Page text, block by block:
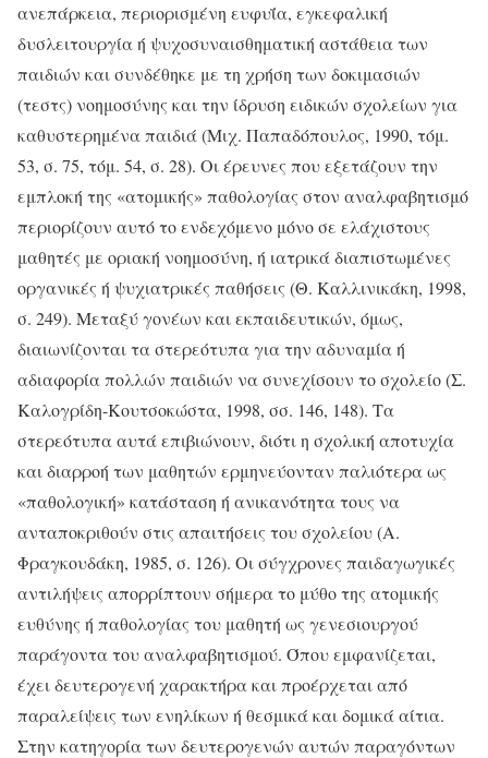
ανεπάρκεια, περιορισμένη ευφυΐα, εγκεφαλική
δυσλειτουργία ή ψυχοσυναισθηματική αστάθεια των
παιδιών και συνδέθηκε με τη χρήση των δοκιμασιών
(τεστς) νοημοσύνης και την ίδρυση ειδικών σχολείων για
καθυστερημένα παιδιά (Μιχ. Παπαδόπουλος, 1990, τόμ.
53, σ. 75, τόμ. 54, σ. 28). Οι έρευνες που εξετάζουν την
εμπλοκή της «ατομικής» παθολογίας στον αναλφαβητισμό
περιορίζουν αυτό το ενδεχόμενο μόνο σε ελάχιστους
μαθητές με οριακή νοημοσύνη, ή ιατρικά διαπιστωμένες
οργανικές ή ψυχιατρικές παθήσεις (Θ. Καλλινικάκη, 1998,
σ. 249). Μεταξύ γονέων και εκπαιδευτικών, όμως,
διαιωνίζονται τα στερεότυπα για την αδυναμία ή
αδιαφορία πολλών παιδιών να συνεχίσουν το σχολείο (Σ.
Καλογρίδη-Κουτσοκώστα, 1998, σσ. 146, 148). Τα
στερεότυπα αυτά επιβιώνουν, διότι η σχολική αποτυχία
και διαρροή των μαθητών ερμηνεύονταν παλιότερα ως
«παθολογική» κατάσταση ή ανικανότητα τους να
ανταποκριθούν στις απαιτήσεις του σχολείου (Α.
Φραγκουδάκη, 1985, σ. 126). Οι σύγχρονες παιδαγωγικές
αντιλήψεις απορρίπτουν σήμερα το μύθο της ατομικής
ευθύνης ή παθολογίας του μαθητή ως γενεσιουργού
παράγοντα του αναλφαβητισμού. Όπου εμφανίζεται,
έχει δευτερογενή χαρακτήρα και προέρχεται από
παραλείψεις των ενηλίκων ή θεσμικά και δομικά αίτια.
Στην κατηγορία των δευτερογενών αυτών παραγόντων